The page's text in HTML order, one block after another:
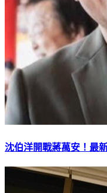
沈伯洋開戰蔣萬安！最